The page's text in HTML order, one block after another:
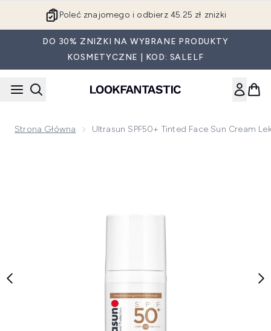
Poleć znajomego i odbierz 45.25 zł zniżki
DO 30% ZNIŻKI NA WYBRANE PRODUKTY
KOSMETYCZNE | KOD: SALELF
Strona Główna Ultrasun SPF50+ Tinted Face Sun Cream